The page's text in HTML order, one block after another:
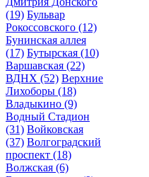
(19) Бульвар
Рокоссовского (12)
Бунинская аллея
(17) Бутырская (10)
Варшавская (22)
ВДНХ (52) Верхние
Лихоборы (18)
Владыкино (9)
Водный Стадион
(31) Войковская
(37) Волгоградский
проспект (18)
Волжская (6)